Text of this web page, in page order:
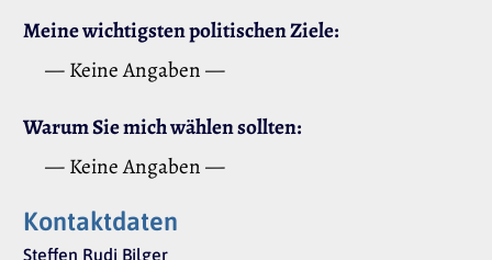
Meine wichtigsten politischen Ziele:
— Keine Angaben —
Warum Sie mich wählen sollten:
— Keine Angaben —
Kontaktdaten
Steffen Rudi Bilger